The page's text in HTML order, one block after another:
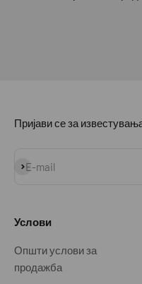
Пријави се за
E-mail
Prijavi se
Услови
Општи услови за
продажба